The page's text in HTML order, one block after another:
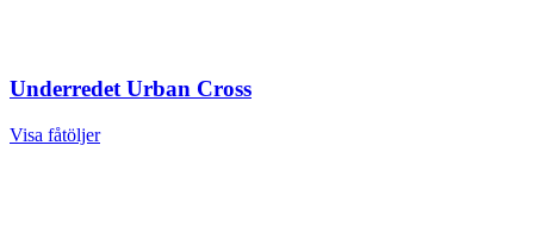
Underredet Urban Cross
Visa fåtöljer